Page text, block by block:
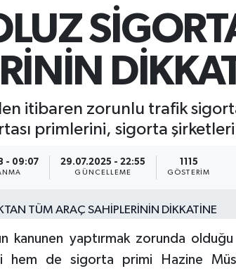
itibaren zorunlu trafik
primlerini, sigorta
- 09:07 29.07.2025 - 22:55
GÜNCELLEME
1115
GÖSTERIM
kanunen yaptırmak zorunda
de sigorta primi Hazine